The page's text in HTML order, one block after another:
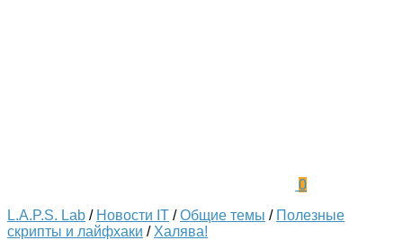
0
L.A.P.S. Lab / Новости IT /Общие темы / Полезные
скрипты и лайфхаки / Халява!